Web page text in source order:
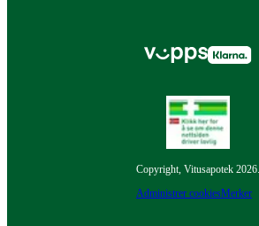
Copyright, Vitusapotek 2026.
Administrer cookiesMerker